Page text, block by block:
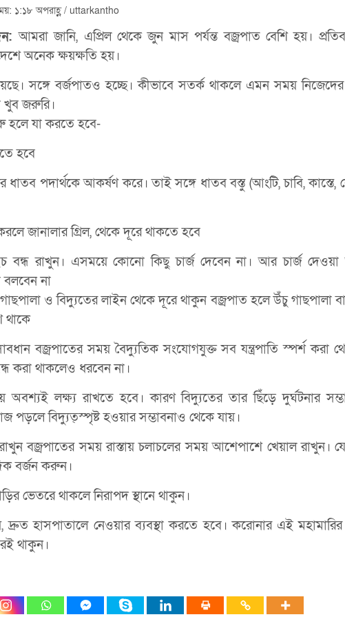
১:১৮ অপরাহ্ণ / uttarkantho
আমরা জানি, এপ্রিল থেকে জুন মাস পর্যন্ত বজ্রপাত বেশি হয়।
অনেক ক্ষয়ক্ষতি হয়।
সঙ্গে বর্জপাতও হচ্ছে। কীভাবে সতর্ক থাকলে এমন সময় নিজেদের
খুব জরুরি।
হলে যা করতে হবে-
হবে
পদার্থকে আকর্ষণ করে। তাই সঙ্গে ধাতব বস্তু (আংটি, চাবি,
জানালার গ্রিল, থেকে দূরে থাকতে হবে
বন্ধ রাখুন। এসময়ে কোনো কিছু চার্জ দেবেন না। আর চার্জ
না
ও বিদ্যুতের লাইন থেকে দূরে থাকুন বজ্রপাত হলে উঁচু গাছপালা
থাকে
বজ্রপাতের সময় বৈদ্যুতিক সংযোগযুক্ত সব যন্ত্রপাতি স্পর্শ করা
করা থাকলেও ধরবেন না।
অবশ্যই লক্ষ্য রাখতে হবে। কারণ বিদ্যুতের তার ছিঁড়ে দুর্ঘটনার
পড়লে বিদ্যুত্স্পৃষ্ট হওয়ার সম্ভাবনাও থেকে যায়।
বজ্রপাতের সময় রাস্তায় চলাচলের সময় আশেপাশে খেয়াল রাখুন।
বর্জন করুন।
ভেতরে থাকলে নিরাপদ স্থানে থাকুন।
হাসপাতালে নেওয়ার ব্যবস্থা করতে হবে। করোনার এই
থাকুন।